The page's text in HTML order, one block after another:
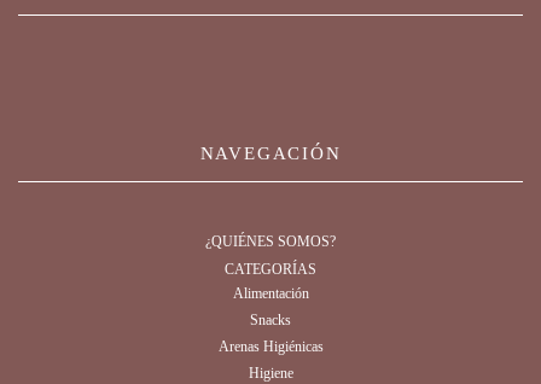
NAVEGACIÓN
¿QUIÉNES SOMOS?
CATEGORÍAS
Alimentación
Snacks
Arenas Higiénicas
Higiene